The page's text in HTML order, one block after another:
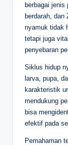
berbagai jenis
berdarah, dan
nyamuk tidak
tetapi juga
penyebaran
Siklus hidup
larva, pupa,
karakteristik
mendukung
bisa
efektif pada
Pemahaman